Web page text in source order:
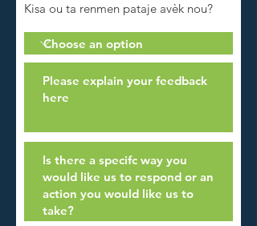
Kisa ou ta renmen pataje avèk nou?